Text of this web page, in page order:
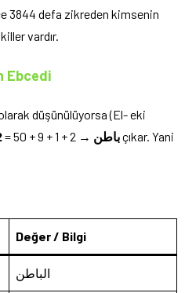
3844 defa zikreden kimsenin
vardır.
Ebcedi
düşünülüyorsa (El- eki
باطن → 2 + 1 + 9 + 50 =
çıkar. Yani
Değer / Bilgi
الباطن